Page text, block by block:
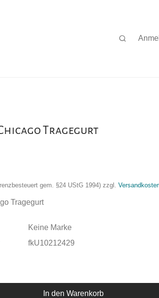
Tragegurt
gem. §24 UStG 1994) zzgl.
Tragegurt
Keine Marke
fkU10212429
In den Warenkorb